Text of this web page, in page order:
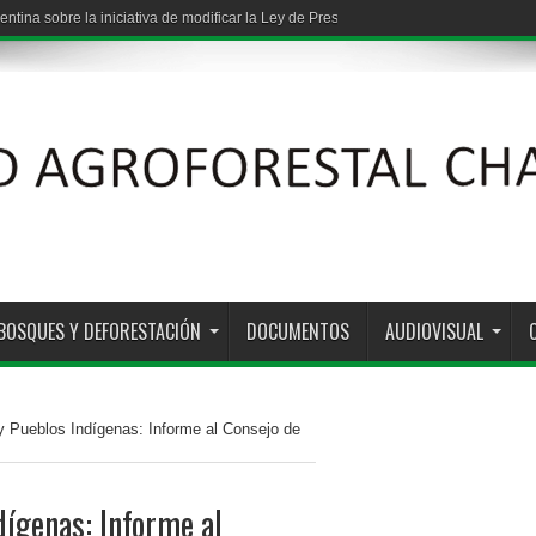
sobre la iniciativa de modificar la Ley de Presupuestos Mínimos de
entre grandes capitales y los estados provinciales
Y DEFORESTACIÓN DOCUMENTOS AUDIOVISUAL
Pueblos Indígenas: Informe al Consejo de
Informe al